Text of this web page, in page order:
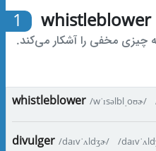
1 whistleblower
چیزی مخفی را آشکار می‌کند.
whistleblower /wˈɪsəlblˌoʊɚ/
divulger /daɪvˈʌldʒɚ/ /